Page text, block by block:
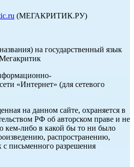
(МЕГАКРИТИК.РУ)
на государственный язык
«Интернет» (для сетевого
на данном сайте, охраняется в
РФ об авторском праве и не
кем-либо в какой бы то ни было
распространению,
с письменного разрешения